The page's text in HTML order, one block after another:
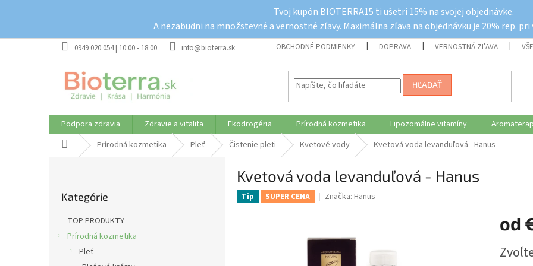
Tvoj kupón BIOTERRA15 ti ušetri 15% na svojej objednávke.
A nezabudni na množstevné a vernostné zľavy. Maximálna zľava na objednávku je 20% rep. pri
0949 020 054 | 10:00 - 18:00 info@bioterra.sk OBCHODNÉ PODMIENKY DOPRAVA VERNOSTNÁ ZĽAVA
HĽADAŤ
Podpora zdravia Zdravie a vitalita Ekodrogéria Prírodná kozmetika Lipozomálne vitamíny
DomovPrírodná kozmetika Pleť Čistenie pleti Kvetové vody Kvetová voda levanduľová - Hanus
kategórie
Kategórie
TOP PRODUKTY
Prírodná kozmetika
Pleť
Kvetová voda levanduľová - Hanus
Tip SUPER CENA Značka: Hanus
od
cena: